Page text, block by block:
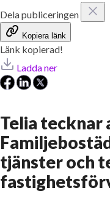
Dela publiceringen
Kopiera länk
Länk kopierad!
Ladda ner
Telia tecknar
tjänster och